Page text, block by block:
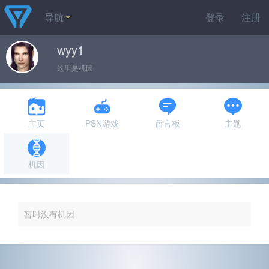
登录 注册
导航
wyy1
这里是机因
主页 PSN游戏 留言板 主题
机因
暂时没有机因